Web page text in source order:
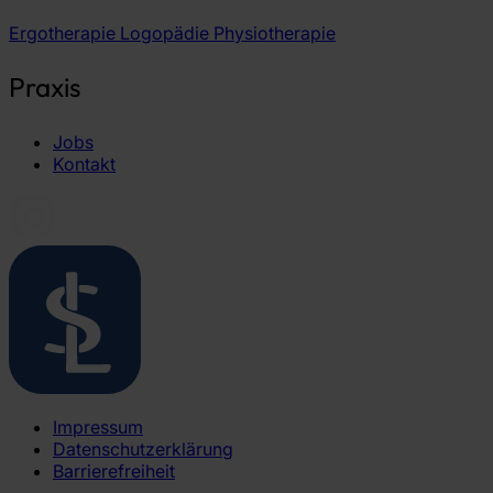
Ergotherapie Logopädie Physiotherapie
Praxis
Jobs
Kontakt
Impressum
Datenschutzerklärung
Barrierefreiheit